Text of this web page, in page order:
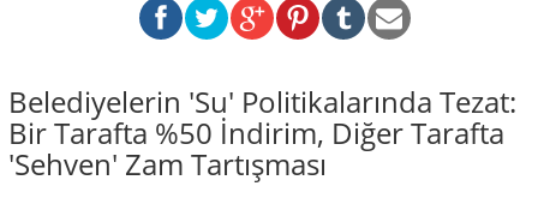
Belediyelerin 'Su' Politikalarında Tezat:
Bir Tarafta %50 İndirim, Diğer Tarafta
'Sehven' Zam Tartışması